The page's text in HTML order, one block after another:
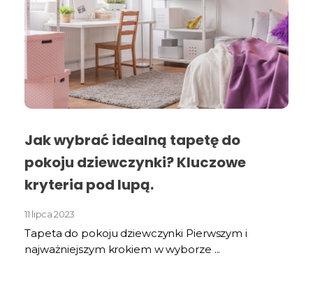
Jak wybrać idealną tapetę do
pokoju dziewczynki? Kluczowe
kryteria pod lupą.
11 lipca 2023
Tapeta do pokoju dziewczynki Pierwszym i
najważniejszym krokiem w wyborze ...